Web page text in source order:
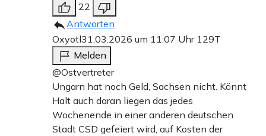
22
Antworten
Oxyotl31.03.2026 um 11:07 Uhr 129T
Melden
@Ostvertreter
Ungarn hat noch Geld, Sachsen nicht. Könnt
Halt auch daran liegen das jedes
Wochenende in einer anderen deutschen
Stadt CSD gefeiert wird, auf Kosten der